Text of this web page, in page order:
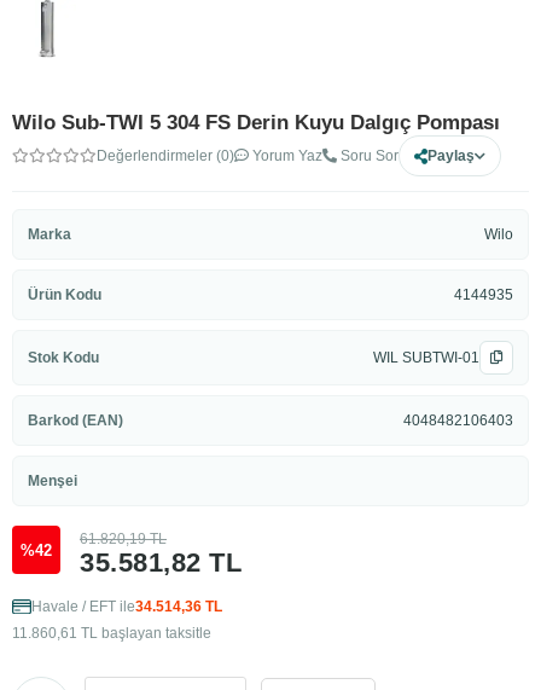
Wilo Sub-TWI 5 304 FS Derin Kuyu Dalgıç Pompası
Değerlendirmeler (0) Yorum Yaz Soru Sor Paylaş
Marka Wilo
Ürün Kodu 4144935
Stok Kodu WIL SUBTWI-01
Barkod (EAN) 4048482106403
Menşei
%42 35.581,82 TL
61.820,19 TL
Havale / EFT ile34.514,36 TL
11.860,61 TL başlayan taksitle